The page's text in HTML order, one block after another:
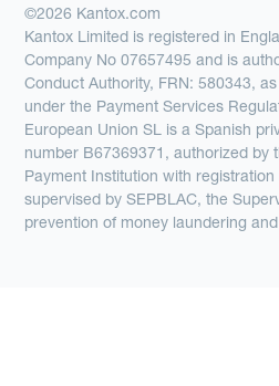
©2026 Kantox.com
Kantox Limited is registered in
Company No 07657495 and is
Conduct Authority, FRN: 580343,
under the Payment Services
European Union SL is a Spanish
number B67369371, authorized by
Payment Institution with
supervised by SEPBLAC, the
prevention of money laundering